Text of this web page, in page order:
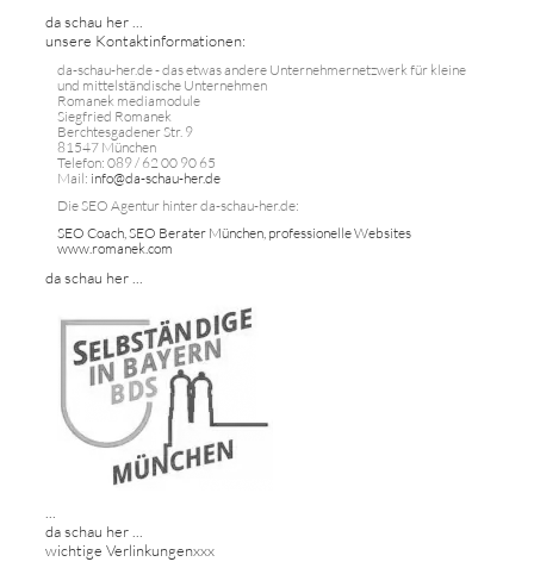
da schau her ...
unsere Kontaktinformationen:
da-schau-her.de - das etwas andere Unternehmernetzwerk für kleine
und mittelständische Unternehmen
Romanek mediamodule
Siegfried Romanek
Berchtesgadener Str. 9
81547 München
Telefon: 089 / 62 00 90 65
Mail: info@da-schau-her.de
Die SEO Agentur hinter da-schau-her.de:
SEO Coach, SEO Berater München, professionelle Websites
www.romanek.com
da schau her ...
da schau her ...
wichtige Verlinkungenxxx